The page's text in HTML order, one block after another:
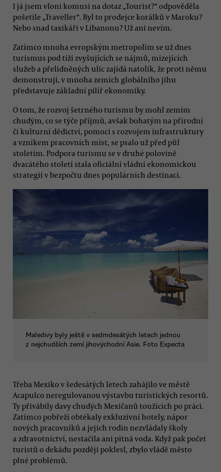
I já jsem vloni komusi na dotaz „Tourist?“ odpověděla
pošetile „Traveller“. Byl to prodejce korálků v Maroku?
Nebo snad taxikáři v Libanonu? Už ani nevím.
Zatímco mnoha evropským metropolím se už dnes
turismus pod tíží zvyšujících se nájmů, mizejících
služeb a přelidněných ulic zajídá natolik, že proti němu
demonstrují, v mnoha zemích globálního jihu
představuje základní pilíř ekonomiky.
O tom, že rozvoj šetrného turismu by mohl zemím
chudým, co se týče příjmů, avšak bohatým na přírodní
či kulturní dědictví, pomoci s rozvojem infrastruktury
a vznikem pracovních míst, se psalo už před půl
stoletím. Podpora turismu se v druhé polovině
dvacátého století stala oficiální vládní ekonomickou
strategií v bezpočtu dnes populárních destinací.
Maledivy byly ještě v sedmdesátých letech jednou
z nejchudších zemí jihovýchodní Asie. Foto Expecta
Třeba Mexiko v šedesátých letech zahájilo ve městě
Acapulco neregulovanou výstavbu turistických resortů.
Ty přivábily davy chudých Mexičanů toužících po práci.
Zatímco pobřeží obtékaly exkluzivní hotely, nápor
nových pracovníků a jejich rodin nezvládaly školy
a zdravotnictví, nestačila ani pitná voda. Když pak počet
turistů o dekádu později poklesl, zbylo vládě město
plné problémů.